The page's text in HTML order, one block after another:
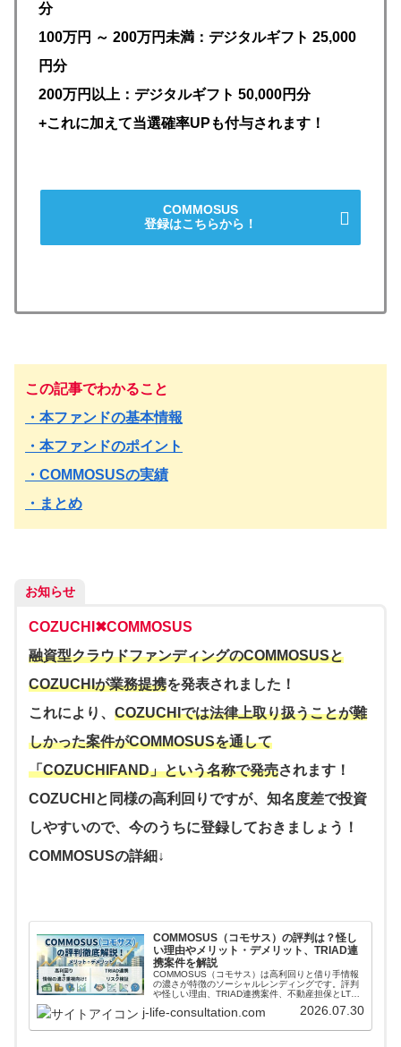
分
100万円 ～ 200万円未満：デジタルギフト 25,000
円分
200万円以上：デジタルギフト 50,000円分
+これに加えて当選確率UPも付与されます！
COMMOSUS
登録はこちらから！
この記事でわかること
・本ファンドの基本情報
・本ファンドのポイント
・COMMOSUSの実績
・まとめ
お知らせ
COZUCHI✖︎COMMOSUS
融資型クラウドファンディングのCOMMOSUSと
COZUCHIが業務提携を発表されました！
これにより、 COZUCHIでは法律上取り扱うことが難
しかった案件がCOMMOSUSを通して
「COZUCHIFAND」という名称で発売されます！
COZUCHIと同様の高利回りですが、知名度差で投資
しやすいので、今のうちに登録しておきましょう！
COMMOSUSの詳細↓
COMMOSUS（コモサス）の評判は？怪し
い理由やメリット・デメリット、TRIAD連
携案件を解説
COMMOSUS（コモサス）は高利回りと借り手情報
の濃さが特徴のソーシャルレンディングです。評判
や怪しい理由、TRIAD連携案件、不動産担保とLTV
解説します。
j-life-consultation.com 2026.07.30